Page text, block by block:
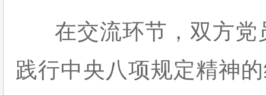
在交流环节，双方党
践行中央八项规定精神